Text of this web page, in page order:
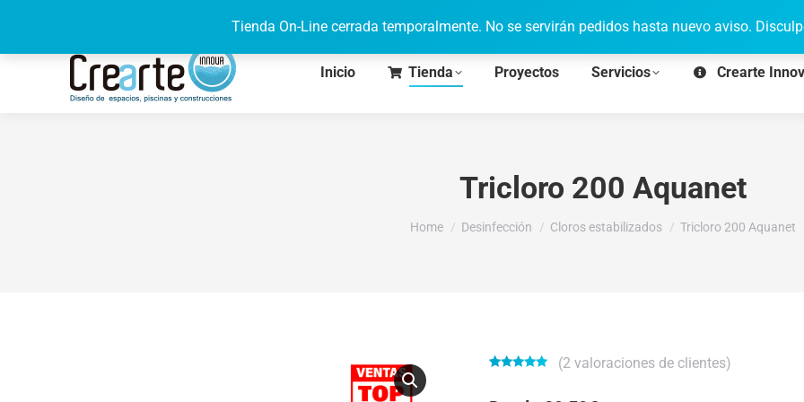
Tienda On-Line cerrada temporalmente. No se servirán pedidos hasta nuevo aviso.
Inicio Tienda Proyectos Servicios Crearte
Tricloro 200 Aquanet
You are here:
Home Desinfección Cloros estabilizados Tricloro 200 Aquanet
(2valoraciones de clientes)